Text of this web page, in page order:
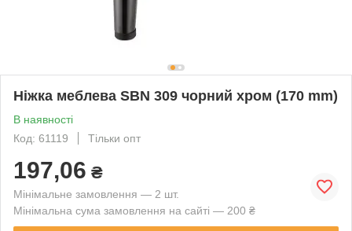
Ніжка меблева SBN 309 чорний хром (170 mm)
В наявності
Код: 61119
Тільки опт
197,06 ₴
Мінімальне замовлення — 2 шт.
Мінімальна сума замовлення на сайті — 200 ₴